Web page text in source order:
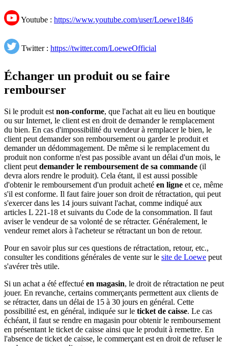
Youtube : https://www.youtube.com/user/Loewe1846
Twitter : https://twitter.com/LoeweOfficial
Échanger un produit ou se faire
rembourser
Si le produit est non-conforme, que l'achat ait eu lieu en boutique
ou sur Internet, le client est en droit de demander le remplacement
du bien. En cas d'impossibilité du vendeur à remplacer le bien, le
client peut demander son remboursement ou garder le produit et
demander un dédommagement. De même si le remplacement du
produit non conforme n'est pas possible avant un délai d'un mois, le
client peut demander le remboursement de sa commande (il
devra alors rendre le produit). Cela étant, il est aussi possible
d'obtenir le remboursement d'un produit acheté en ligne et ce, même
s'il est conforme. Il faut faire jouer son droit de rétractation, qui peut
s'exercer dans les 14 jours suivant l'achat, comme indiqué aux
articles L 221-18 et suivants du Code de la consommation. Il faut
aviser le vendeur de sa volonté de se rétracter. Généralement, le
vendeur remet alors à l'acheteur se rétractant un bon de retour.
Pour en savoir plus sur ces questions de rétractation, retour, etc.,
consulter les conditions générales de vente sur le site de Loewe peut
s'avérer très utile.
Si un achat a été effectué en magasin, le droit de rétractation ne peut
jouer. En revanche, certains commerçants permettent aux clients de
se rétracter, dans un délai de 15 à 30 jours en général. Cette
possibilité est, en général, indiquée sur le ticket de caisse. Le cas
échéant, il faut se rendre en magasin pour obtenir le remboursement
en présentant le ticket de caisse ainsi que le produit à remettre. En
l'absence de ticket de caisse, le commerçant est en droit de refuser le